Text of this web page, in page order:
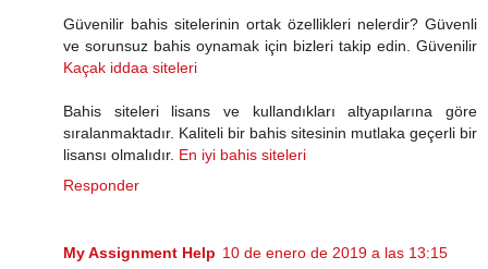
Güvenilir bahis sitelerinin ortak özellikleri nelerdir? Güvenli
ve sorunsuz bahis oynamak için bizleri takip edin. Güvenilir
Kaçak iddaa siteleri
Bahis siteleri lisans ve kullandıkları altyapılarına göre
sıralanmaktadır. Kaliteli bir bahis sitesinin mutlaka geçerli bir
lisansı olmalıdır. En iyi bahis siteleri
Responder
My Assignment Help 10 de enero de 2019 a las 13:15